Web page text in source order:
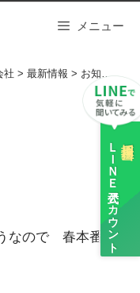
ＬＩＮＥ
公式アカウント
メニュー
社 > 最新情報 > お知らせ >
なので 春本番とい